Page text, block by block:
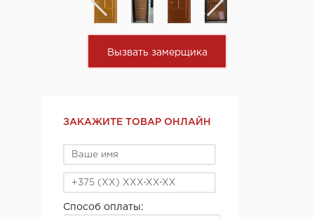
Вызвать замерщика
ЗАКАЖИТЕ ТОВАР ОНЛАЙН
Способ оплаты: